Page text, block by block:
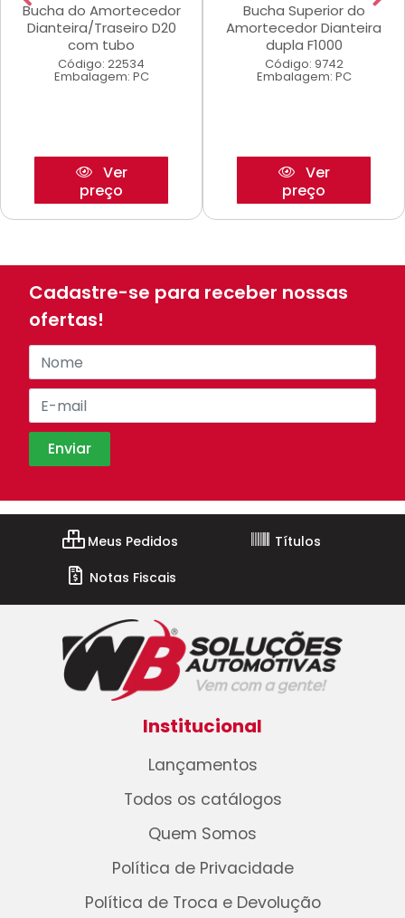
Bucha do Amortecedor
Dianteira/Traseiro D20
com tubo
Código: 22534
Embalagem: PC
Ver
preço
Bucha Superior do
Amortecedor Dianteira
dupla F1000
Código: 9742
Embalagem: PC
Ver
preço
Cadastre-se para receber nossas
ofertas!
Meus Pedidos
Títulos
Notas Fiscais
Institucional
Lançamentos
Todos os catálogos
Quem Somos
Política de Privacidade
Política de Troca e Devolução